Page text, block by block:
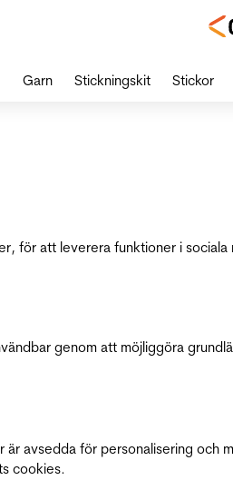
för att leverera funktioner i
genom att möjliggöra
är avsedda för personalisering och
cookies.
Garn Stickningskit Stickor